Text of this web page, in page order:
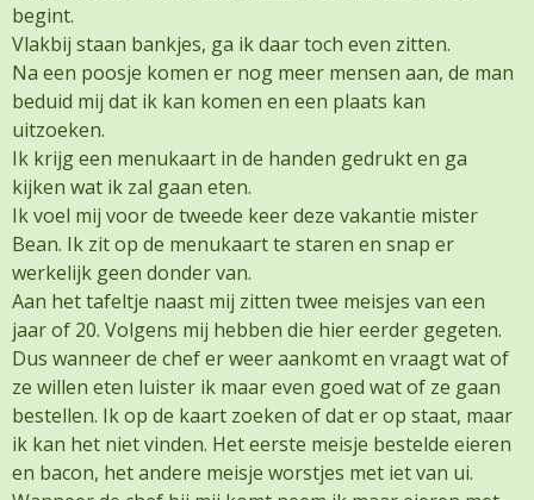
begint.
Vlakbij staan bankjes, ga ik daar toch even zitten.
Na een poosje komen er nog meer mensen aan, de man
beduid mij dat ik kan komen en een plaats kan
uitzoeken.
Ik krijg een menukaart in de handen gedrukt en ga
kijken wat ik zal gaan eten.
Ik voel mij voor de tweede keer deze vakantie mister
Bean. Ik zit op de menukaart te staren en snap er
werkelijk geen donder van.
Aan het tafeltje naast mij zitten twee meisjes van een
jaar of 20. Volgens mij hebben die hier eerder gegeten.
Dus wanneer de chef er weer aankomt en vraagt wat of
ze willen eten luister ik maar even goed wat of ze gaan
bestellen. Ik op de kaart zoeken of dat er op staat, maar
ik kan het niet vinden. Het eerste meisje bestelde eieren
en bacon, het andere meisje worstjes met iet van ui.